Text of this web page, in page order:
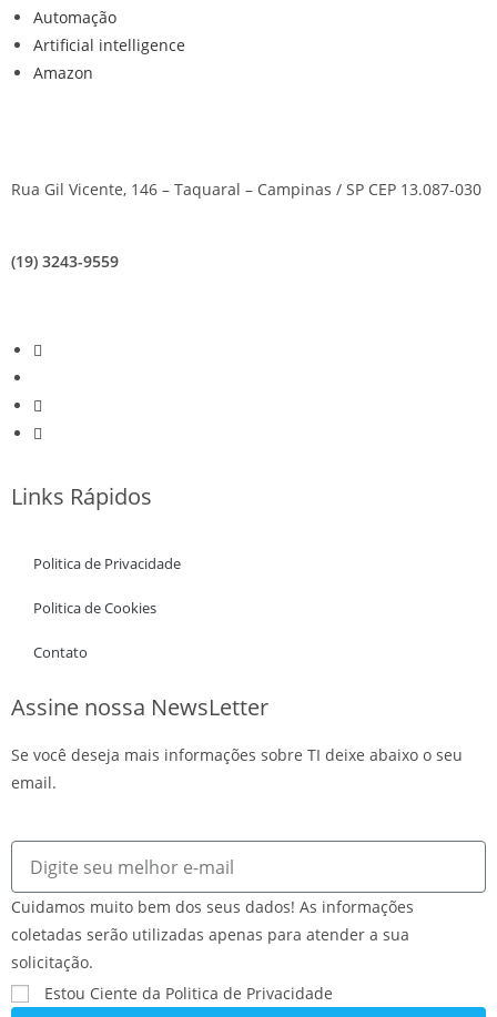
Automação
Artificial intelligence
Amazon
Rua Gil Vicente, 146 – Taquaral – Campinas / SP CEP 13.087-030
(19) 3243-9559
Links Rápidos
Politica de Privacidade
Politica de Cookies
Contato
Assine nossa NewsLetter
Se você deseja mais informações sobre TI deixe abaixo o seu
email.
Cuidamos muito bem dos seus dados! As informações
coletadas serão utilizadas apenas para atender a sua
solicitação.
Estou Ciente da Politica de Privacidade